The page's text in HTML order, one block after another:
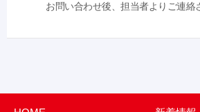
お問い合わせ後、担当者よりご連絡